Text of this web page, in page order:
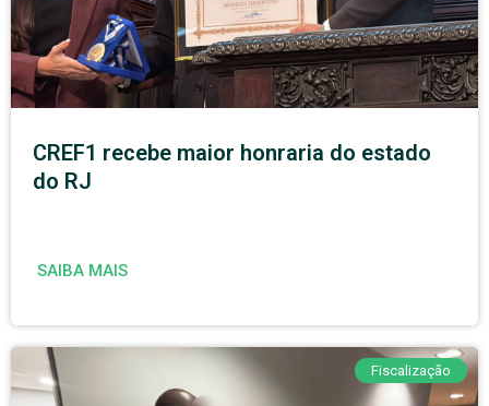
CREF1 recebe maior honraria do estado
do RJ
SAIBA MAIS
Fiscalização